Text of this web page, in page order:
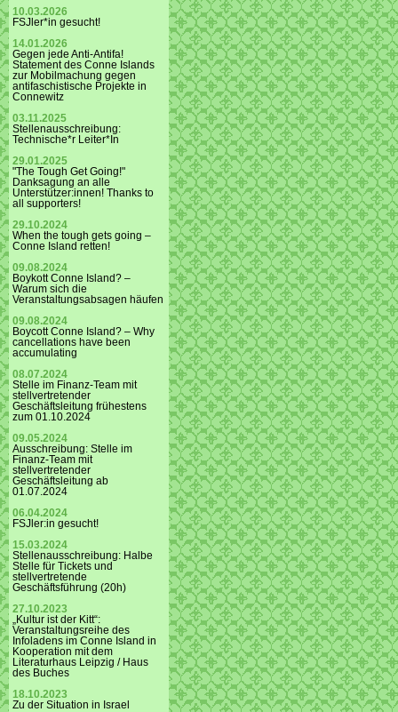
10.03.2026
FSJler*in gesucht!
14.01.2026
Gegen jede Anti-Antifa!
Statement des Conne Islands
zur Mobilmachung gegen
antifaschistische Projekte in
Connewitz
03.11.2025
Stellenausschreibung:
Technische*r Leiter*In
29.01.2025
"The Tough Get Going!"
Danksagung an alle
Unterstützer:innen! Thanks to
all supporters!
29.10.2024
When the tough gets going –
Conne Island retten!
09.08.2024
Boykott Conne Island? –
Warum sich die
Veranstaltungsabsagen häufen
09.08.2024
Boycott Conne Island? – Why
cancellations have been
accumulating
08.07.2024
Stelle im Finanz-Team mit
stellvertretender
Geschäftsleitung frühestens
zum 01.10.2024
09.05.2024
Ausschreibung: Stelle im
Finanz-Team mit
stellvertretender
Geschäftsleitung ab
01.07.2024
06.04.2024
FSJler:in gesucht!
15.03.2024
Stellenausschreibung: Halbe
Stelle für Tickets und
stellvertretende
Geschäftsführung (20h)
27.10.2023
„Kultur ist der Kitt“:
Veranstaltungsreihe des
Infoladens im Conne Island in
Kooperation mit dem
Literaturhaus Leipzig / Haus
des Buches
18.10.2023
Zu der Situation in Israel